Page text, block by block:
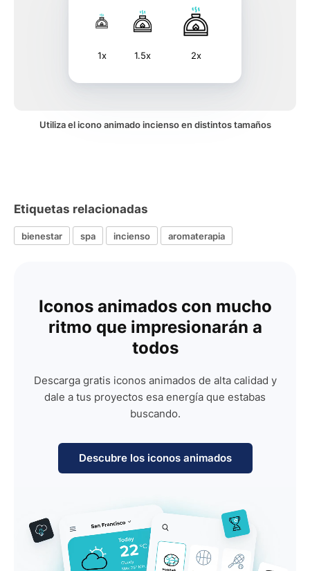
1x 1.5x 2x
Utiliza el icono animado incienso en distintos tamaños
Etiquetas relacionadas
bienestar spa incienso aromaterapia
Iconos animados con mucho
ritmo que impresionarán a
todos
Descarga gratis iconos animados de alta calidad y
dale a tus proyectos esa energía que estabas
buscando.
Descubre los iconos animados